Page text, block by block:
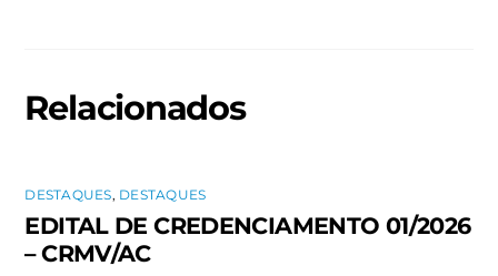
Relacionados
DESTAQUES, DESTAQUES
EDITAL DE CREDENCIAMENTO 01/2026
– CRMV/AC